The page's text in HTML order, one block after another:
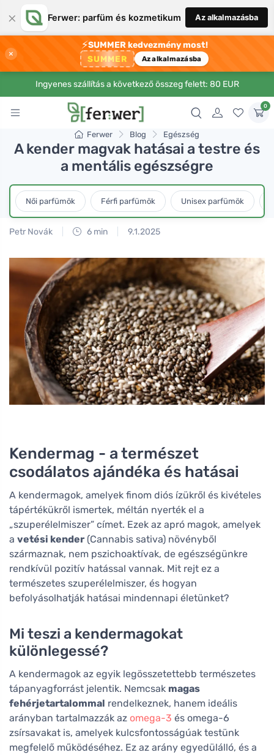
× Ferwer: parfüm és kozmetikum Az alkalmazásba
×
⚡SUMMER kedvezmény most!
SUMMER Az alkalmazásba
Ingyenes szállítás a következő összeg felett: 80 EUR
0
Ferwer Blog Egészség
A kender magvak hatásai a testre és
a mentális egészségre
Női parfümök Férfi parfümök Unisex parfümök
Petr Novák 6 min 9.1.2025
Kendermag - a természet
csodálatos ajándéka és hatásai
A kendermagok, amelyek finom diós ízükről és kivételes
tápértékükről ismertek, méltán nyerték el a
„szuperélelmiszer” címet. Ezek az apró magok, amelyek
a vetési kender (Cannabis sativa) növényből
származnak, nem pszichoaktívak, de egészségünkre
rendkívül pozitív hatással vannak. Mit rejt ez a
természetes szuperélelmiszer, és hogyan
befolyásolhatják hatásai mindennapi életünket?
Mi teszi a kendermagokat
különlegessé?
A kendermagok az egyik legösszetettebb természetes
tápanyagforrást jelentik. Nemcsak magas
fehérjetartalommal rendelkeznek, hanem ideális
arányban tartalmazzák az omega-3 és omega-6
zsírsavakat is, amelyek kulcsfontosságúak testünk
megfelelő működéséhez. Ez az arány egyedülálló, és a